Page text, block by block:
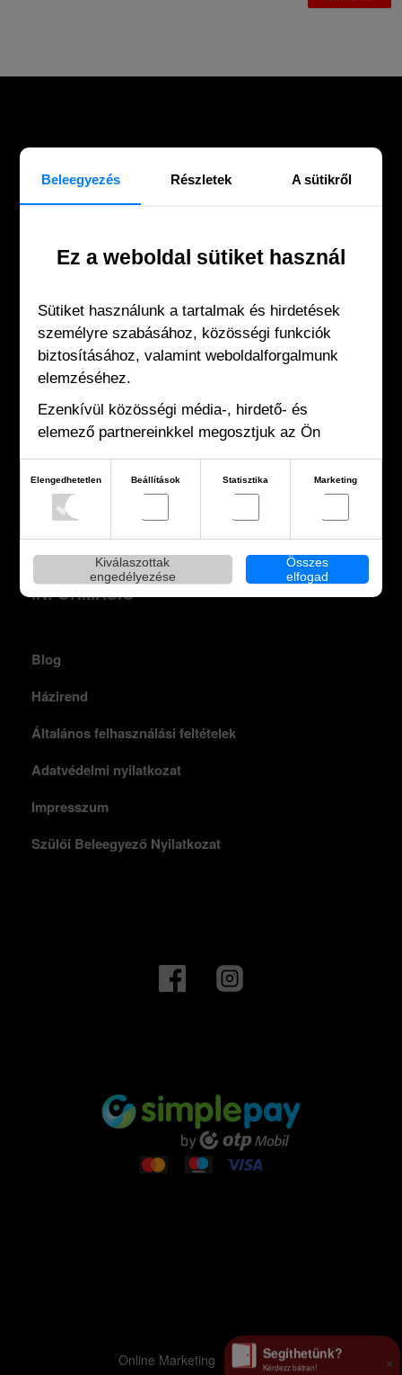
Beleegyezés Részletek A sütikről
Ez a weboldal sütiket használ
Sütiket használunk a tartalmak és hirdetések
személyre szabásához, közösségi funkciók
biztosításához, valamint weboldalforgalmunk
elemzéséhez.
Ezenkívül közösségi média-, hirdető- és
elemező partnereinkkel megosztjuk az Ön
kombinálhatják adatokat más olyan adatokkal,
amelyeket Ön adott meg számukra vagy az Ön
által használt más szolgáltatásokból gyűjtöttek.
Elengedhetetlen Beállítások Statisztika Marketing
Kiválaszottak
engedélyezése
Összes
elfogad
KAPCSOLAT
hello@fallost.hu
Papp Ildikó:
+36 20 414 1244
INFORMÁCIÓ
Blog
Házirend
Általános felhasználási feltételek
Adatvédelmi nyilatkozat
Impresszum
Szülői Beleegyező Nyilatkozat
Online Marketing EBEX.HUSegíthetünk?
Kérdezz bátran! ×